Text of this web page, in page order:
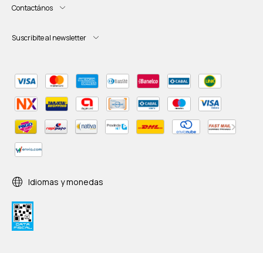
Contactános
Suscribite al newsletter
Idiomas y monedas